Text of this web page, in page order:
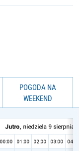
POGODA NA
WEEKEND